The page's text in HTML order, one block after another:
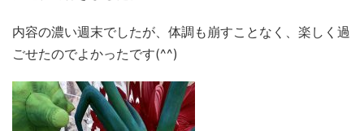
内容の濃い週末でしたが、体調も崩すことなく、楽しく過
ごせたのでよかったです(^^)